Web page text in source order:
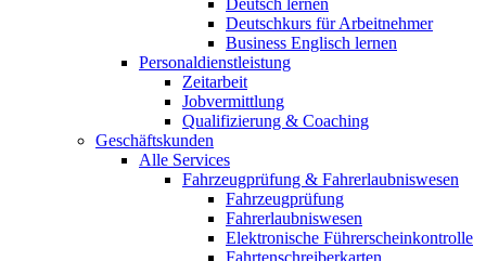
Deutschkurs für Arbeitnehmer
Business Englisch lernen
Personaldienstleistung
Zeitarbeit
Jobvermittlung
Qualifizierung & Coaching
Geschäftskunden
Alle Services
Fahrzeugprüfung & Fahrerlaubniswesen
Fahrzeugprüfung
Fahrerlaubniswesen
Elektronische Führerscheinkontrolle
Fahrtenschreiberkarten